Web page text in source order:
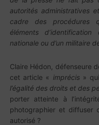
autorités administratives
cadre des procédures
éléments
nationale ou d’un militaire
Claire Hédon, défenseure
cet article « imprécis» qui
l’égalité des droits et des
porter atteinte à
photographier et diffuser
autorisé ?